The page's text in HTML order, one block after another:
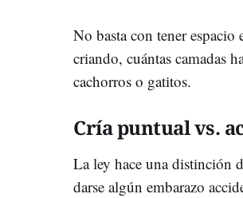
No basta con tener espacio
criando, cuántas camadas
cachorros o gatitos.
Cría puntual vs.
La ley hace una distinción
darse algún embarazo